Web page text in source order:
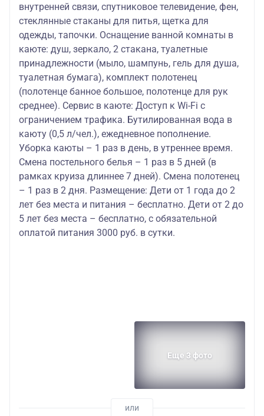
внутренней связи, спутниковое телевидение, фен,
стеклянные стаканы для питья, щетка для
одежды, тапочки. Оснащение ванной комнаты в
каюте: душ, зеркало, 2 стакана, туалетные
принадлежности (мыло, шампунь, гель для душа,
туалетная бумага), комплект полотенец
(полотенце банное большое, полотенце для рук
среднее). Сервис в каюте: Доступ к Wi-Fi с
ограничением трафика. Бутилированная вода в
каюту (0,5 л/чел.), ежедневное пополнение.
Уборка каюты – 1 раз в день, в утреннее время.
Смена постельного белья – 1 раз в 5 дней (в
рамках круиза длиннее 7 дней). Смена полотенец
– 1 раз в 2 дня. Размещение: Дети от 1 года до 2
лет без места и питания – бесплатно. Дети от 2 до
5 лет без места – бесплатно, с обязательной
оплатой питания 3000 руб. в сутки.
Еще 3 фото